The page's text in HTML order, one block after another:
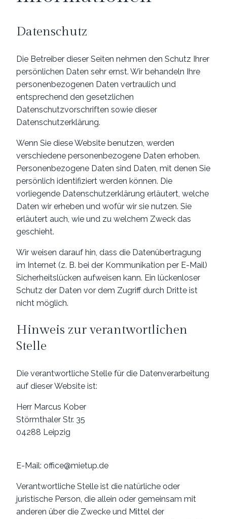
Datenschutz
Die Betreiber dieser Seiten nehmen den Schutz Ihrer
persönlichen Daten sehr ernst. Wir behandeln Ihre
personenbezogenen Daten vertraulich und
entsprechend den gesetzlichen
Datenschutzvorschriften sowie dieser
Datenschutzerklärung.
Wenn Sie diese Website benutzen, werden
verschiedene personenbezogene Daten erhoben.
Personenbezogene Daten sind Daten, mit denen Sie
persönlich identifiziert werden können. Die
vorliegende Datenschutzerklärung erläutert, welche
Daten wir erheben und wofür wir sie nutzen. Sie
erläutert auch, wie und zu welchem Zweck das
geschieht.
Wir weisen darauf hin, dass die Datenübertragung
im Internet (z. B. bei der Kommunikation per E-Mail)
Sicherheitslücken aufweisen kann. Ein lückenloser
Schutz der Daten vor dem Zugriff durch Dritte ist
nicht möglich.
Hinweis zur verantwortlichen
Stelle
Die verantwortliche Stelle für die Datenverarbeitung
auf dieser Website ist:
Herr Marcus Kober
Störmthaler Str. 35
04288 Leipzig
E-Mail: office@mietup.de
Verantwortliche Stelle ist die natürliche oder
juristische Person, die allein oder gemeinsam mit
anderen über die Zwecke und Mittel der